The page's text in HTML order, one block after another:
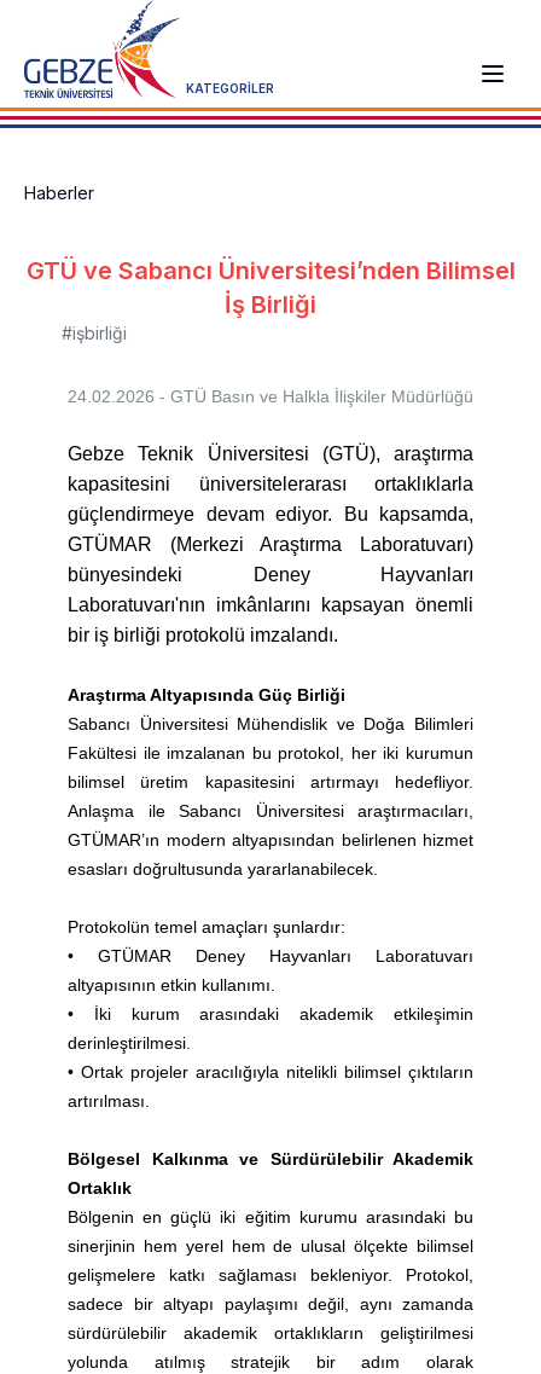
KATEGORİLER
Haberler
GTÜ ve Sabancı Üniversitesi’nden Bilimsel
İş Birliği
#işbirliği
24.02.2026 - GTÜ Basın ve Halkla İlişkiler Müdürlüğü
Gebze Teknik Üniversitesi (GTÜ), araştırma
kapasitesini üniversitelerarası ortaklıklarla
güçlendirmeye devam ediyor. Bu kapsamda,
GTÜMAR (Merkezi Araştırma Laboratuvarı)
bünyesindeki Deney Hayvanları
Laboratuvarı'nın imkânlarını kapsayan önemli
bir iş birliği protokolü imzalandı.
Araştırma Altyapısında Güç Birliği
Sabancı Üniversitesi Mühendislik ve Doğa Bilimleri
Fakültesi ile imzalanan bu protokol, her iki kurumun
bilimsel üretim kapasitesini artırmayı hedefliyor.
Anlaşma ile Sabancı Üniversitesi araştırmacıları,
GTÜMAR’ın modern altyapısından belirlenen hizmet
esasları doğrultusunda yararlanabilecek.
Protokolün temel amaçları şunlardır:
• GTÜMAR Deney Hayvanları Laboratuvarı
altyapısının etkin kullanımı.
• İki kurum arasındaki akademik etkileşimin
derinleştirilmesi.
• Ortak projeler aracılığıyla nitelikli bilimsel çıktıların
artırılması.
Bölgesel Kalkınma ve Sürdürülebilir Akademik
Ortaklık
Bölgenin en güçlü iki eğitim kurumu arasındaki bu
sinerjinin hem yerel hem de ulusal ölçekte bilimsel
gelişmelere katkı sağlaması bekleniyor. Protokol,
sadece bir altyapı paylaşımı değil, aynı zamanda
sürdürülebilir akademik ortaklıkların geliştirilmesi
yolunda atılmış stratejik bir adım olarak